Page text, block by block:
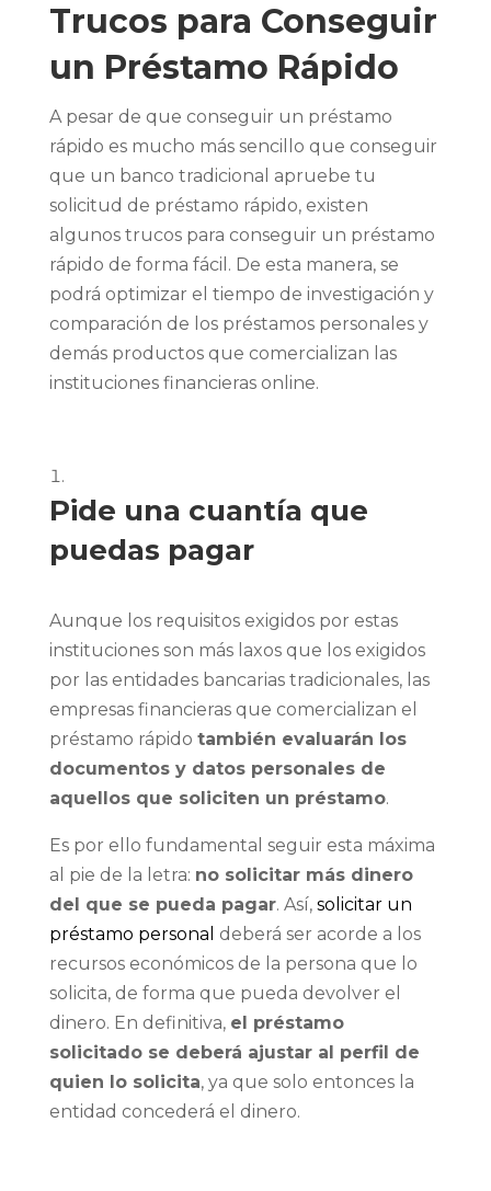
Trucos para Conseguir
un Préstamo Rápido
A pesar de que conseguir un préstamo
rápido es mucho más sencillo que conseguir
que un banco tradicional apruebe tu
solicitud de préstamo rápido, existen
algunos trucos para conseguir un préstamo
rápido de forma fácil. De esta manera, se
podrá optimizar el tiempo de investigación y
comparación de los préstamos personales y
demás productos que comercializan las
instituciones financieras online.
Pide una cuantía que
puedas pagar
Aunque los requisitos exigidos por estas
instituciones son más laxos que los exigidos
por las entidades bancarias tradicionales, las
empresas financieras que comercializan el
préstamo rápido también evaluarán los
documentos y datos personales de
aquellos que soliciten un préstamo.
Es por ello fundamental seguir esta máxima
al pie de la letra: no solicitar más dinero
del que se pueda pagar. Así, solicitar un
préstamo personal deberá ser acorde a los
recursos económicos de la persona que lo
solicita, de forma que pueda devolver el
dinero. En definitiva, el préstamo
solicitado se deberá ajustar al perfil de
quien lo solicita, ya que solo entonces la
entidad concederá el dinero.